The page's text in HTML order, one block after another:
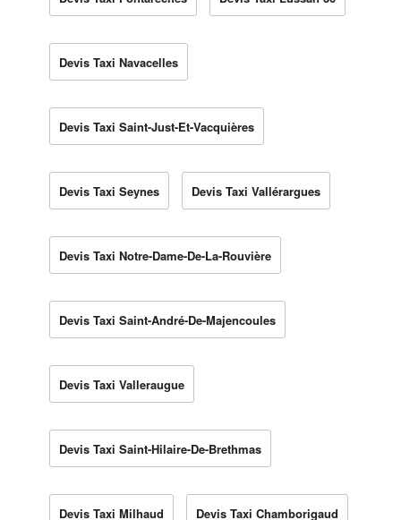
Devis Taxi Navacelles
Devis Taxi Saint-Just-Et-Vacquières
Devis Taxi Seynes Devis Taxi Vallérargues
Devis Taxi Notre-Dame-De-La-Rouvière
Devis Taxi Saint-André-De-Majencoules
Devis Taxi Valleraugue
Devis Taxi Saint-Hilaire-De-Brethmas
Devis Taxi Milhaud Devis Taxi Chamborigaud